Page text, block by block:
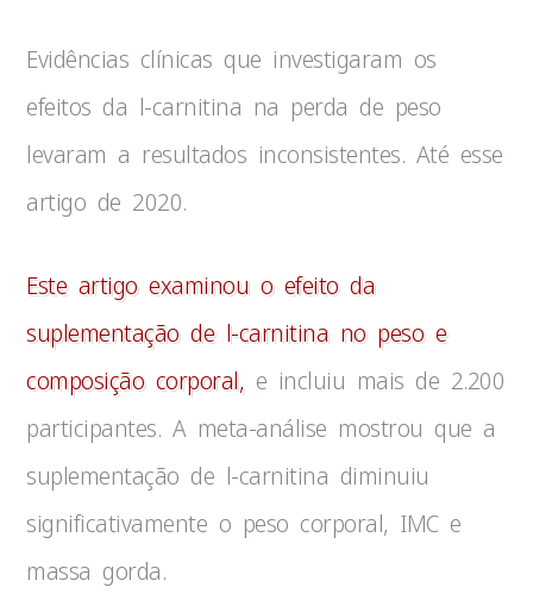
Evidências clínicas que investigaram os
efeitos da l-carnitina na perda de peso
levaram a resultados inconsistentes. Até esse
artigo de 2020.
Este artigo examinou o efeito da
suplementação de l-carnitina no peso e
composição corporal, e incluiu mais de 2.200
participantes. A meta-análise mostrou que a
suplementação de l-carnitina diminuiu
significativamente o peso corporal, IMC e
massa gorda.